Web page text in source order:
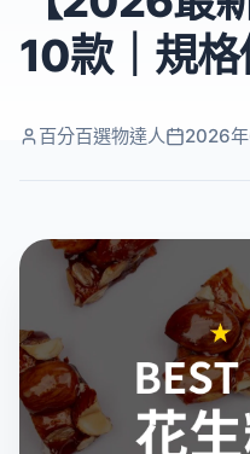
10款｜規
百分百選物達人 2026